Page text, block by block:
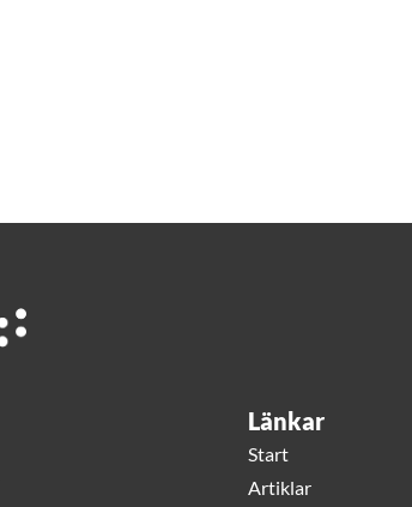
Länkar
Start
Artiklar